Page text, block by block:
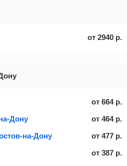
от 2940 р.
от 664 р.
Дону
от 464 р.
на-Дону
от 477 р.
от 387 р.